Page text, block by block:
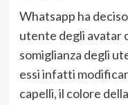
Whatsapp ha
utente degli avatar
somiglianza degli
essi infatti
capelli, il colore